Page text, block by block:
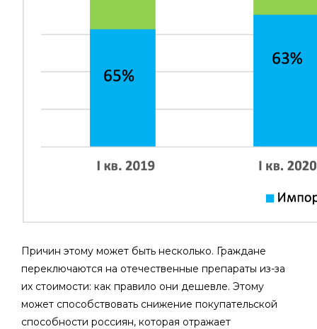
Причин этому может быть несколько. Граждане
переключаются на отечественные препараты из-за
их стоимости: как правило они дешевле. Этому
может способствовать снижение покупательской
способности россиян, которая отражает